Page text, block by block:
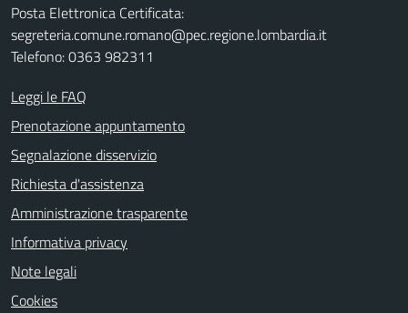
Posta Elettronica Certificata:
segreteria.comune.romano@pec.regione.lombardia.it
Telefono: 0363 982311
Leggi le FAQ
Prenotazione appuntamento
Segnalazione disservizio
Richiesta d'assistenza
Amministrazione trasparente
Informativa privacy
Note legali
Cookies